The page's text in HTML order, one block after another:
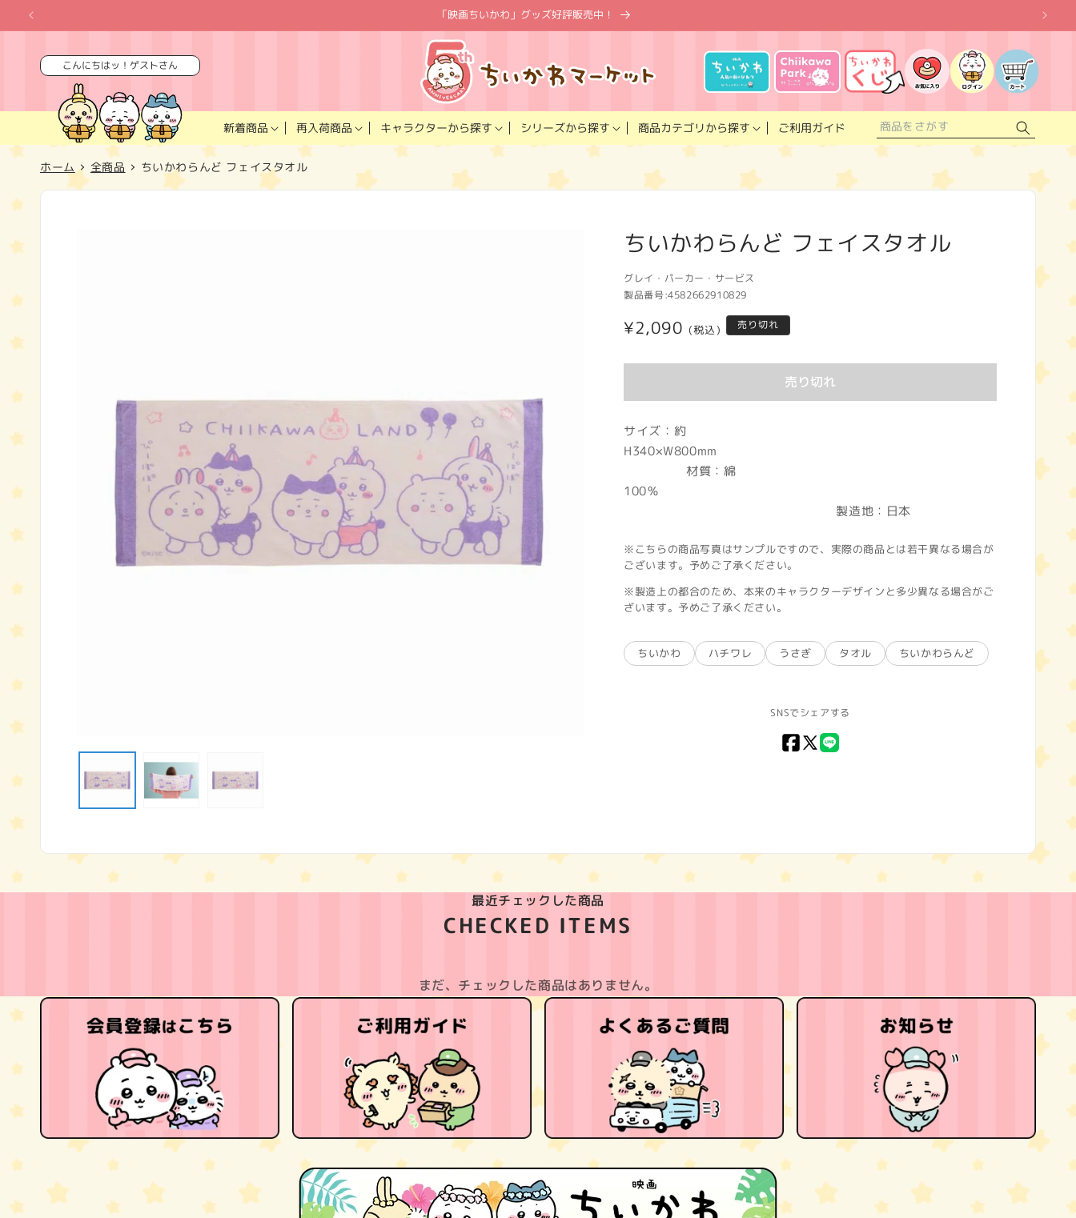
ンツに
進む
「映画ちいかわ」グッズ好評販売中！
こんにちはッ！ゲストさん
新着商品 再入荷商品 キャラクターから探す シリーズから探す 商品カテゴリから探す ご利用ガイド
入
り
ス
ト
グ
イ
カ
ー
ト
ホーム 全商品 ちいかわらんど フェイスタオル
ー
ダ
ア
ちいかわらんど フェイスタオル
グレイ・パーカー・サービス
製品番号:4582662910829
通
格
¥2,090 (税込) 売り切れ
売り切れ
サイズ：約
H340×W800mm
材質：綿
100％
製造地：日本
※こちらの商品写真はサンプルですので、実際の商品とは若干異なる場合が
ございます。予めご了承ください。
※製造上の都合のため、本来のキャラクターデザインと多少異なる場合がご
ざいます。予めご了承ください。
ちいかわ ハチワレ うさぎ タオル ちいかわらんど
SNSでシェアする
Facebook
X
最近チェックした商品
CHECKED ITEMS
まだ、チェックした商品はありません。